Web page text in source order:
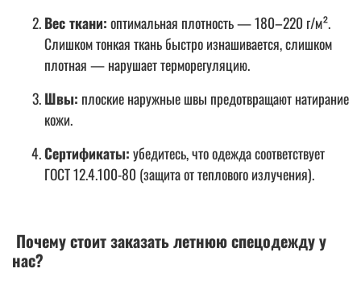
Вес ткани:оптимальная плотность — 180–220 г/м².
Слишком тонкая ткань быстро изнашивается, слишком
плотная — нарушает терморегуляцию.
Швы: плоские наружные швы предотвращают натирание
кожи.
Сертификаты:убедитесь, что одежда соответствует
ГОСТ 12.4.100-80 (защита от теплового излучения).
Почему стоит заказать летнюю спецодежду у
нас?